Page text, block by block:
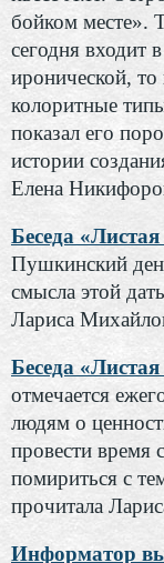
бойком месте».
сегодня входит
иронической,
колоритные
показал его
истории
Елена
Беседа
Пушкинский
смысла этой
Лариса
Беседа
отмечается
людям о
провести время
помириться с
прочитала
Информатор